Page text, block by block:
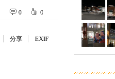
0 0
分享 EXIF